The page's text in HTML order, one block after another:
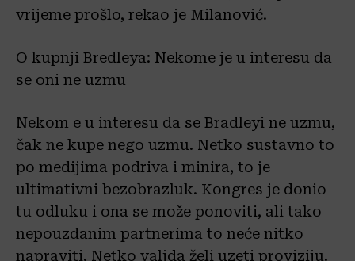
vrijeme prošlo, rekao je Milanović.
O kupnji Bredleya: Nekome je u interesu da
se oni ne uzmu
Nekom e u interesu da se Bradleyi ne uzmu,
čak ne kupe nego uzmu. Netko sustavno to
po medijima podriva i minira, to je
ultimativni bezobrazluk. Kongres je donio
tu odluku i ona se može ponoviti, ali tako
nepouzdanim partnerima to neće nitko
napraviti. Netko valjda želi uzeti proviziju.